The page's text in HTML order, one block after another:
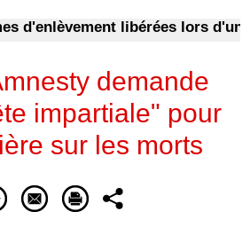
libérées lors d'une
demande
impartiale" pour
sur les morts